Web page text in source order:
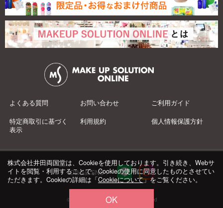
よくある質問 お問い合わせ ご利用ガイド
特定商取引に基づく
表示
利用規約 個人情報保護方針
Official SNS：
© 井田両国堂 Co.,Ltd.All Rights Reserved
株式会社井田両国堂は、Cookieを使用しております。引き続き、Webサ
イトを閲覧・利用することで、Cookieの使用に同意したものとさせてい
ただきます。Cookieの詳細は「Cookieについて」をご覧ください。
OK